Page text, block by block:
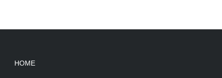
HOME